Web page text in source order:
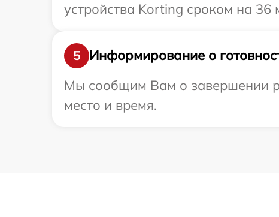
устройства Korting сроком на 36
5
Информирование о
Мы сообщим Вам о завершении
место и время.